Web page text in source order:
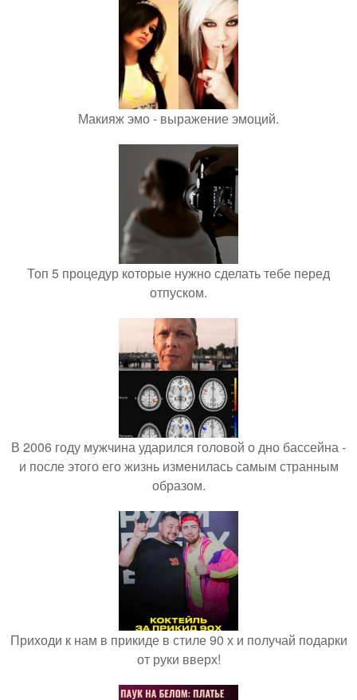
Макияж эмо - выражение эмоций.
Топ 5 процедур которые нужно сделать тебе перед
отпуском.
В 2006 году мужчина ударился головой о дно бассейна -
и после этого его жизнь изменилась самым странным
образом.
Приходи к нам в прикиде в стиле 90 х и получай подарки
от руки вверх!